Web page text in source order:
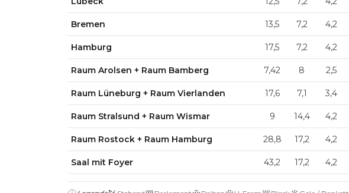
Bremen 13,5 7,2 4,2
Hamburg 17,5 7,2 4,2
Raum Arolsen + Raum Bamberg 7,42 8 2,5
Raum Lüneburg + Raum Vierlanden 17,6 7,1 3,4
Raum Stralsund + Raum Wismar 9 14,4 4,2
Raum Rostock + Raum Hamburg 28,8 17,2 4,2
Saal mit Foyer 43,2 17,2 4,2